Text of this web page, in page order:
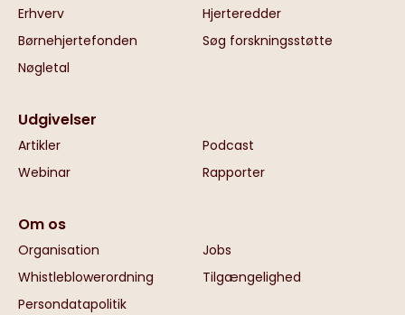
Erhverv
Hjerteredder
Børnehjertefonden
Søg forskningsstøtte
Nøgletal
Udgivelser
Artikler
Podcast
Webinar
Rapporter
Om os
Organisation
Jobs
Whistleblowerordning
Tilgængelighed
Persondatapolitik